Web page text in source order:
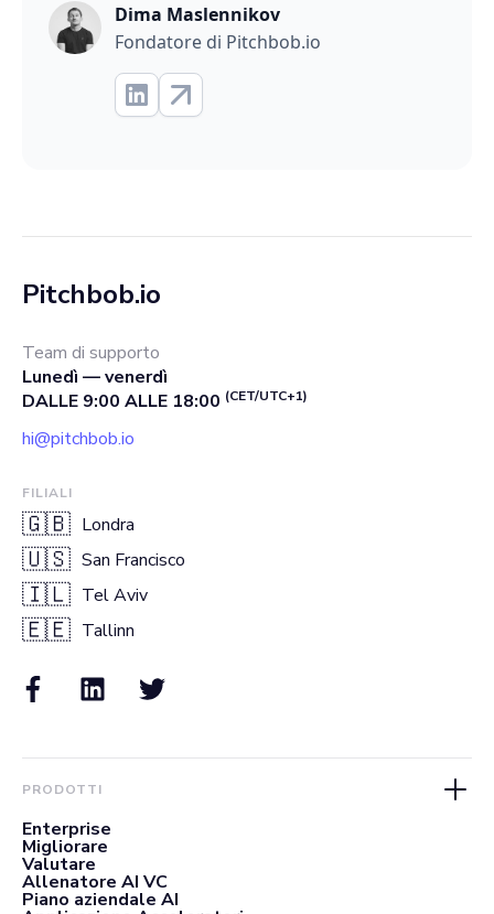
Dima Maslennikov
Fondatore di Pitchbob.io
Pitchbob.io
Team di supporto
Lunedì — venerdì
DALLE 9:00 ALLE 18:00 (CET/UTC+1)
hi@pitchbob.io
FILIALI
🇬🇧 Londra
🇺🇸 San Francisco
🇮🇱 Tel Aviv
🇪🇪 Tallinn
PRODOTTI
Enterprise
Migliorare
Valutare
Allenatore AI VC
Piano aziendale AI